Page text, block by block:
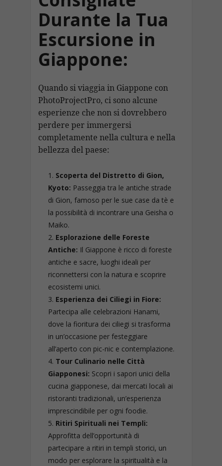
Durante la Tua
Escursione in
Giappone:
Quando si viaggia in Giappone con
PhotoProjectPro, ci sono alcune
esperienze che non si dovrebbero
perdere per immergersi
completamente nella cultura e nella
bellezza del paese:
Scoperta del Distretto di Gion,
Kyoto: Passeggia tra le antiche strade
di Gion, famoso per le sue case da tè e
la possibilità di incontrare una Geisha o
Maiko.
Esplorazione delle Foreste
Antiche: Il Giappone è ricco di foreste
antiche e sacre, luoghi ideali per
riconnettersi con la natura e scoprire
ecosistemi unici.
Esperienza dei Ciliegi in Fiore:
Partecipa alle celebrazioni Hanami,
dove la fioritura dei ciliegi si trasforma
in un’occasione per festeggiare
all’aperto con pic-nic e contemplazione.
Tour Culinario nelle Città
Giapponesi: Scopri i sapori unici della
cucina giapponese, dai mercati locali ai
ristoranti tradizionali, un’esperienza
imprescindibile per ogni foodie.
Ritiri Spirituali nei Templi:
Approfitta dell’opportunità di
partecipare a ritiri in templi storici, un
modo per esplorare la spiritualità e la